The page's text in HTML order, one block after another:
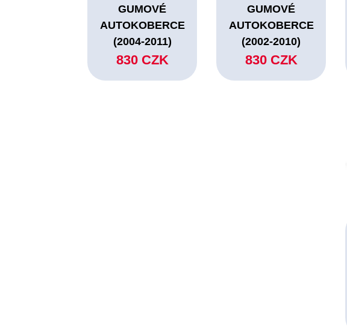
GUMOVÉ
AUTOKOBERCE
(2004-2011)
830 CZK
GUMOVÉ
AUTOKOBERCE
(2002-2010)
830 CZK